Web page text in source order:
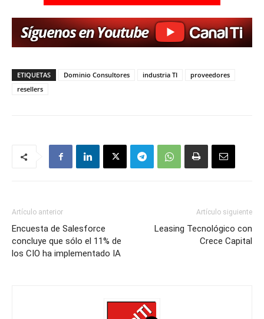
ETIQUETAS Dominio Consultores industria TI
proveedores
resellers
Artículo anterior
Encuesta de Salesforce
concluye que sólo el 11% de
los CIO ha implementado IA
Artículo siguiente
Leasing Tecnológico con
Crece Capital